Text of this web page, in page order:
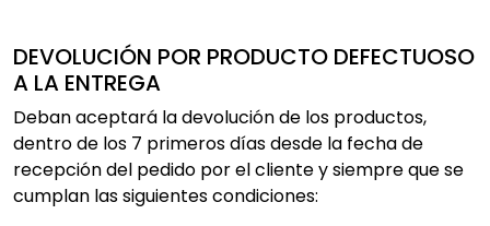
DEVOLUCIÓN POR PRODUCTO DEFECTUOSO
A LA ENTREGA
Deban aceptará la devolución de los productos,
dentro de los 7 primeros días desde la fecha de
recepción del pedido por el cliente y siempre que se
cumplan las siguientes condiciones: